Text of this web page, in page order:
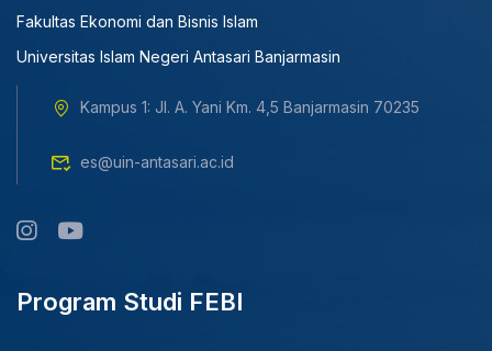
Fakultas Ekonomi dan Bisnis Islam
Universitas Islam Negeri Antasari Banjarmasin
Kampus 1: Jl. A. Yani Km. 4,5 Banjarmasin 70235
es@uin-antasari.ac.id
Program Studi FEBI